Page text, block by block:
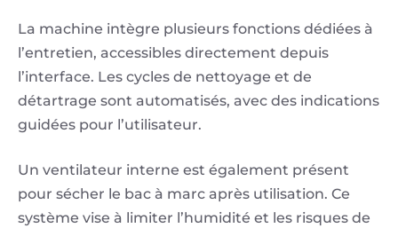
La machine intègre plusieurs fonctions dédiées à
l’entretien, accessibles directement depuis
l’interface. Les cycles de nettoyage et de
détartrage sont automatisés, avec des indications
guidées pour l’utilisateur.
Un ventilateur interne est également présent
pour sécher le bac à marc après utilisation. Ce
système vise à limiter l’humidité et les risques de